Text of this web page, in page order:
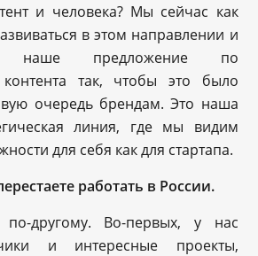
и человека? Мы сейчас как
в этом направлении и
наше предложение по
так, чтобы это было
очередь брендам. Это наша
линия, где мы видим
для себя как для стартапа.
работать в России.
другому. Во-первых, у нас
и интересные проекты,